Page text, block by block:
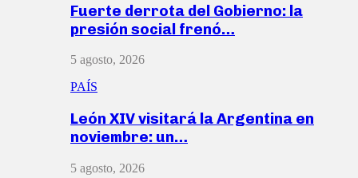
Fuerte derrota del Gobierno: la
presión social frenó…
5 agosto, 2026
PAÍS
León XIV visitará la Argentina en
noviembre: un…
5 agosto, 2026